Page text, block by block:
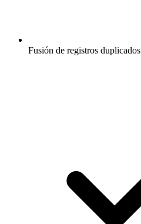
Fusión de registros duplicados